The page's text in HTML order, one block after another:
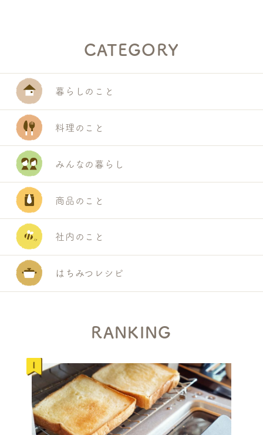
CATEGORY
暮らしのこと
料理のこと
みんなの暮らし
商品のこと
社内のこと
はちみつレシピ
RANKING